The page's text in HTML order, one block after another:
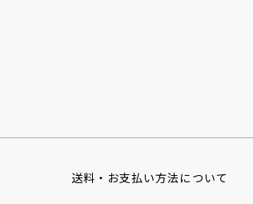
送料・お支払い方法について